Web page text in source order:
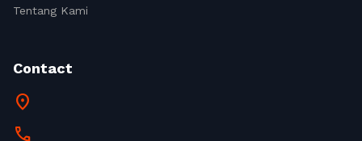
Tentang Kami
Contact
location_on
call